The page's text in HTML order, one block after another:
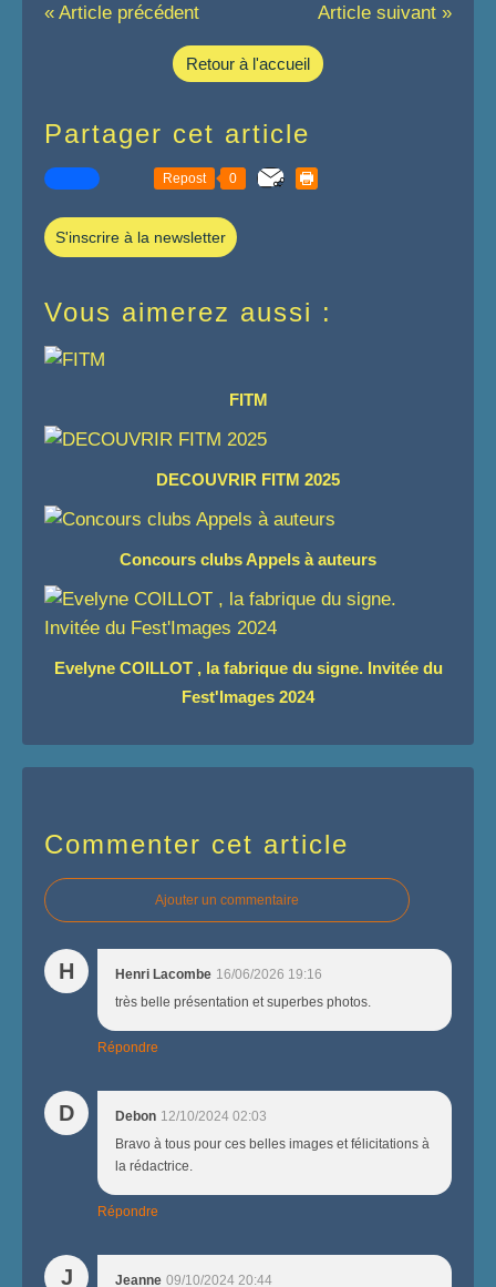
« Article précédent Article suivant »
Retour à l'accueil
Partager cet article
Repost 0
S'inscrire à la newsletter
Vous aimerez aussi :
FITM
DECOUVRIR FITM 2025
Concours clubs Appels à auteurs
Evelyne COILLOT , la fabrique du signe. Invitée du
Fest'Images 2024
Commenter cet article
Ajouter un commentaire
H Henri Lacombe 16/06/2026 19:16
très belle présentation et superbes photos.
Répondre
D Debon 12/10/2024 02:03
Bravo à tous pour ces belles images et félicitations à
la rédactrice.
Répondre
J Jeanne 09/10/2024 20:44